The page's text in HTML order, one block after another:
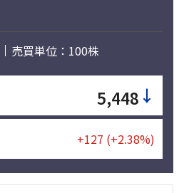
売買単位：100株
5,448 ↓
+127 (+2.38%)